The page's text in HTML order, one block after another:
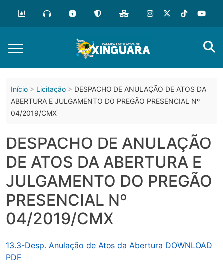
conteúdo
Início Licitação
DESPACHO DE ANULAÇÃO DE ATOS DA
ABERTURA E JULGAMENTO DO PREGÃO PRESENCIAL Nº
04/2019/CMX
DESPACHO DE ANULAÇÃO
DE ATOS DA ABERTURA E
JULGAMENTO DO PREGÃO
PRESENCIAL Nº
04/2019/CMX
13.3-Desp. Anulação de Atos da Abertura DOWNLOAD
PDF